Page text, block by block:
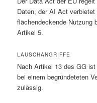
Daten, der AI Act
flächendeckende Nutzung
Artikel 5.
LAUSCHANGRIFFE
Nach Artikel 13 des GG
bei einem begründeteten
zulässig.